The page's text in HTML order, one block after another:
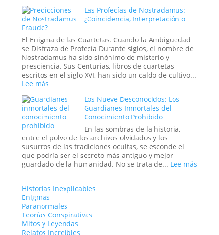
mensaje
de
estrellas?
Síndrome
de
«Cara
Vacía»:
Cuando
el
Mundo
se
de
Extraños
Las Profecías de Nostradamus:
¿Coincidencia, Interpretación o
Fraude?
El Enigma de las Cuartetas: Cuando la Ambigüedad
se Disfraza de Profecía Durante siglos, el nombre de
Nostradamus ha sido sinónimo de misterio y
presciencia. Sus Centurias, libros de cuartetas
escritos en el siglo XVI, han sido un caldo de cultivo...
Lee más:
Profecías
de
Nostradamus:
¿Coincidencia,
Interpretación
o
Fraude?
Los Nueve Desconocidos: Los
Guardianes Inmortales del
Conocimiento Prohibido
En las sombras de la historia,
entre el polvo de los archivos olvidados y los
susurros de las tradiciones ocultas, se esconde el
que podría ser el secreto más antiguo y mejor
guardado de la humanidad. No se trata de... Lee más:
Historias Inexplicables
Enigmas
Paranormales
Teorías Conspirativas
Mitos y Leyendas
Relatos Increibles